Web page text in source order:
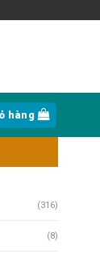
hàng
(316)
(8)